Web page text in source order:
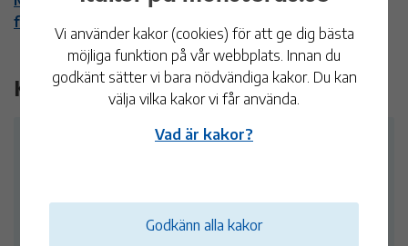
finns på hogsby.se
Kontakt
Telefontid: Vardagar klockan 10:00-12:00. Bokade besök
tas emot i Mönsterås på måndagar.
Vi använder kakor (cookies) för att ge dig bästa
möjliga funktion på vår webbplats. Innan du
godkänt sätter vi bara nödvändiga kakor. Du kan
välja vilka kakor vi får använda.
Vad är kakor?
Godkänn alla kakor